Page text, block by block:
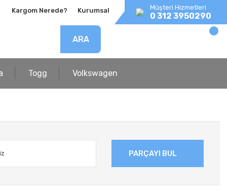
Kargom Nerede? Kurumsal Müşteri Hizmetleri
0 312 3950290
ARA
Togg Volkswagen
PARÇAYI BUL